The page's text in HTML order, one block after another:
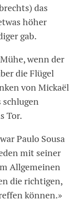
das
höher
gab.
wenn der
die Flügel
von Mickaël
Tor.
Paulo Sousa
mit seiner
Allgemeinen
die richtigen,
können.»